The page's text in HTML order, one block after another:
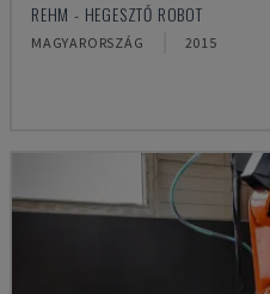
REHM - HEGESZTŐ ROBOT
MAGYARORSZÁG 2015